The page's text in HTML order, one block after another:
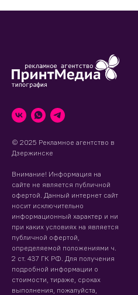
© 2025 Рекламное агентство в
Дзержинске
Внимание! Информация на
сайте не является публичной
офертой. Данный интернет сайт
носит исключительно
информационный характер и ни
при каких условиях на является
публичной офертой,
определяемой положениями ч.
2 ст. 437 ГК РФ. Для получения
подробной информации о
стоимости, тираже, сроках
выполнения, пожалуйста,